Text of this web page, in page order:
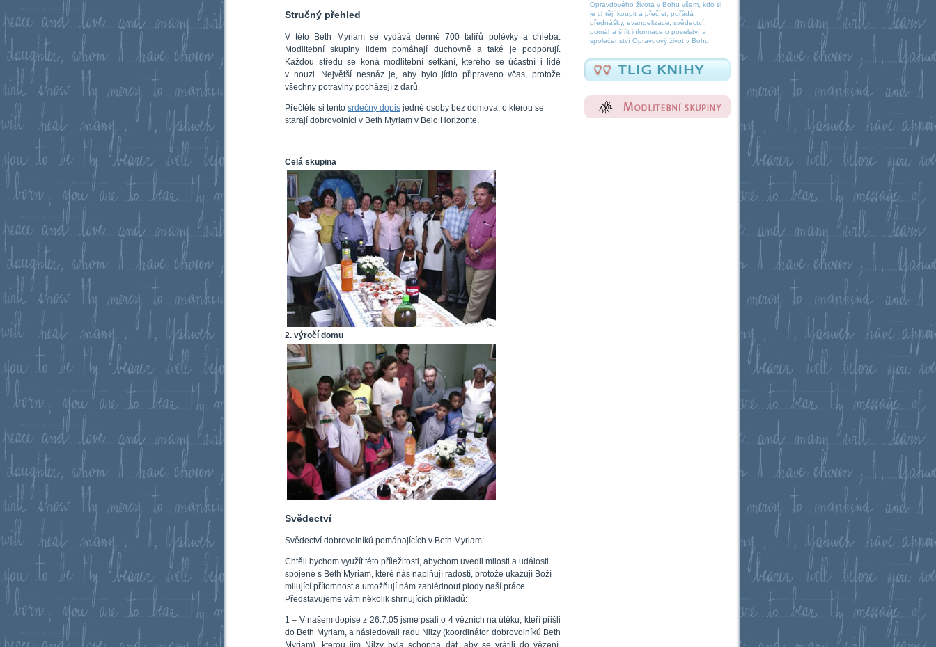
Stručný přehled
V této Beth Myriam se vydává denně 700 talířů polévky a chleba.
Modlitební skupiny lidem pomáhají duchovně a také je podporují.
Každou středu se koná modlitební setkání, kterého se účastní i lidé
v nouzi. Největší nesnáz je, aby bylo jídlo připraveno včas, protože
všechny potraviny pocházejí z darů.
Přečtěte si tento srdečný dopis jedné osoby bez domova, o kterou se
starají dobrovolníci v Beth Myriam v Belo Horizonte.
Celá skupina
2. výročí domu
Svědectví
Svědectví dobrovolníků pomáhajících v Beth Myriam:
Chtěli bychom využít této příležitosti, abychom uvedli milosti a události
spojené s Beth Myriam, které nás naplňují radostí, protože ukazují Boží
milující přítomnost a umožňují nám zahlédnout plody naší práce.
Představujeme vám několik shrnujících příkladů:
1 – V našem dopise z 26.7.05 jsme psali o 4 vězních na útěku, kteří přišli
do Beth Myriam, a následovali radu Nilzy (koordinátor dobrovolníků Beth
Myriam), kterou jim Nilzy byla schopna dát, aby se vrátili do vězení,
Opravdového života v Bohu všem, kdo si
je chtějí koupit a přečíst, pořádá
přednášky, evangelizace, svědectví,
pomáhá šířit informace o poselství a
společenství Opravdový život v Bohu